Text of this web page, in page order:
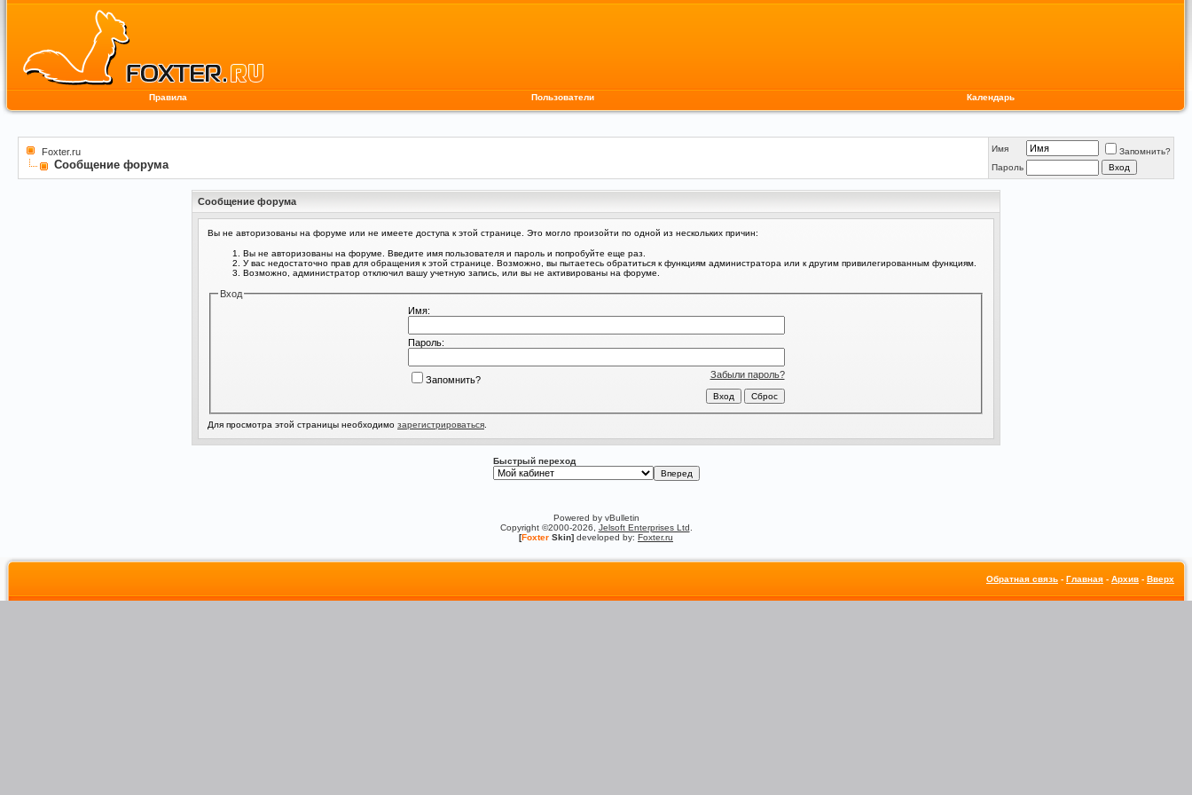
Правила Пользователи Календарь
Foxter.ru
Сообщение форума
Имя
Запомнить?
Пароль
Сообщение форума
Вы не авторизованы на форуме или не имеете доступа к этой странице. Это могло произойти по одной из нескольких причин:
Вы не авторизованы на форуме. Введите имя пользователя и пароль и попробуйте еще раз.
У вас недостаточно прав для обращения к этой странице. Возможно, вы пытаетесь обратиться к функциям администратора или к другим привилегированным функциям.
Возможно, администратор отключил вашу учетную запись, или вы не активированы на форуме.
Вход
Имя:
Пароль:
Забыли пароль?
Запомнить?
Для просмотра этой страницы необходимо зарегистрироваться
Быстрый переход
Powered by vBulletin
Copyright ©2000-2026, Jelsoft Enterprises Ltd
[Foxter Skin] developed by: Foxter.ru
Обратная связь - Главная - Архив - Вверх